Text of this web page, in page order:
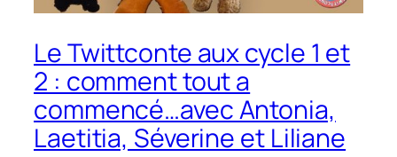
Le Twittconte aux cycle 1 et
2 : comment tout a
commencé…avec Antonia,
Laetitia, Séverine et Liliane